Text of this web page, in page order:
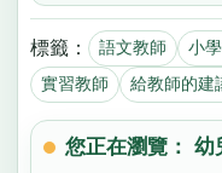
標籤： 語文教師 小
實習教師
給教師的建
您正在瀏覽： 幼